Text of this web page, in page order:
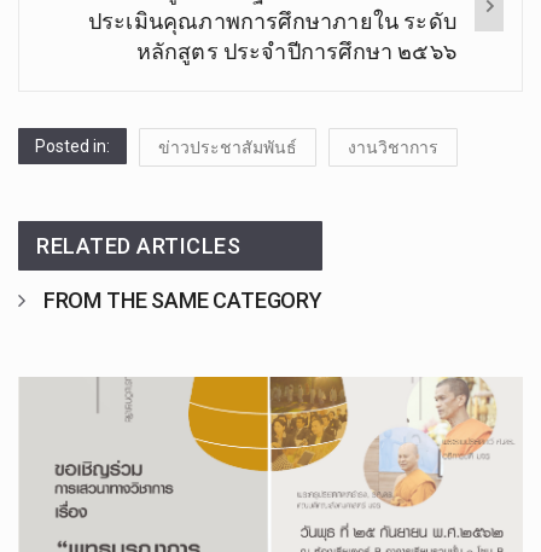
ประเมินคุณภาพการศึกษาภายใน ระดับ
หลักสูตร ประจำปีการศึกษา ๒๕๖๖
Posted in: ข่าวประชาสัมพันธ์ งานวิชาการ
RELATED ARTICLES
FROM THE SAME CATEGORY